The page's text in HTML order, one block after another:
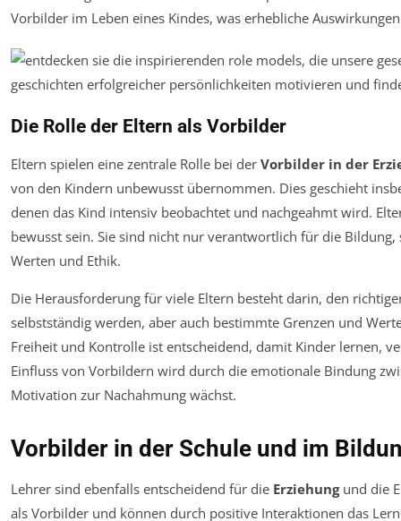
Vorbilder im Leben eines Kindes, was erhebliche
Die Rolle der Eltern als Vorbilder
Eltern spielen eine zentrale Rolle bei der Vorbilder in der
von den Kindern unbewusst übernommen. Dies geschieht
denen das Kind intensiv beobachtet und nachgeahmt wird.
bewusst sein. Sie sind nicht nur verantwortlich für die
Werten und Ethik.
Die Herausforderung für viele Eltern besteht darin, den
selbstständig werden, aber auch bestimmte Grenzen und
Freiheit und Kontrolle ist entscheidend, damit Kinder lernen,
Einfluss von Vorbildern wird durch die emotionale Bindung
Motivation zur Nachahmung wächst.
Vorbilder in der Schule und im
Lehrer sind ebenfalls entscheidend für die Erziehungund die
als Vorbilder und können durch positive Interaktionen das